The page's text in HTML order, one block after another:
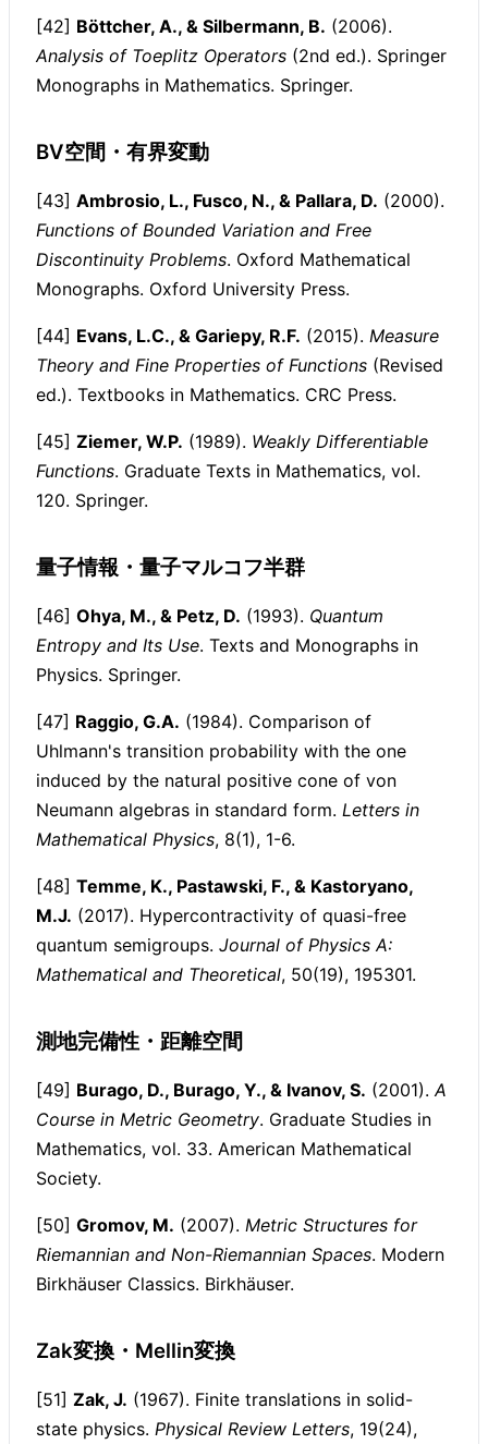
[42] Böttcher, A., & Silbermann, B. (2006).
Analysis of Toeplitz Operators (2nd ed.). Springer
Monographs in Mathematics. Springer.
BV空間・有界変動
[43] Ambrosio, L., Fusco, N., & Pallara, D. (2000).
Functions of Bounded Variation and Free
Discontinuity Problems. Oxford Mathematical
Monographs. Oxford University Press.
[44] Evans, L.C., & Gariepy, R.F. (2015). Measure
Theory and Fine Properties of Functions (Revised
ed.). Textbooks in Mathematics. CRC Press.
[45] Ziemer, W.P. (1989). Weakly Differentiable
Functions. Graduate Texts in Mathematics, vol.
120. Springer.
量子情報・量子マルコフ半群
[46] Ohya, M., & Petz, D. (1993). Quantum
Entropy and Its Use. Texts and Monographs in
Physics. Springer.
[47] Raggio, G.A. (1984). Comparison of
Uhlmann's transition probability with the one
induced by the natural positive cone of von
Neumann algebras in standard form. Letters in
Mathematical Physics, 8(1), 1-6.
[48] Temme, K., Pastawski, F., & Kastoryano,
M.J. (2017). Hypercontractivity of quasi-free
quantum semigroups. Journal of Physics A:
Mathematical and Theoretical, 50(19), 195301.
測地完備性・距離空間
[49] Burago, D., Burago, Y., & Ivanov, S. (2001). A
Course in Metric Geometry. Graduate Studies in
Mathematics, vol. 33. American Mathematical
Society.
[50] Gromov, M. (2007). Metric Structures for
Riemannian and Non-Riemannian Spaces. Modern
Birkhäuser Classics. Birkhäuser.
Zak変換・Mellin変換
[51] Zak, J. (1967). Finite translations in solid-
state physics. Physical Review Letters, 19(24),